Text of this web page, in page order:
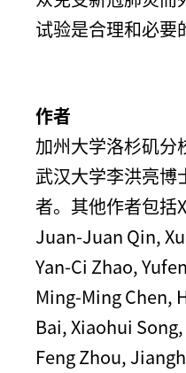
试验是合理和必要
作者
加州大学洛杉矶分
武汉大学李洪亮博
者。其他作者包
Juan-Juan Qin,
Yan-Ci Zhao,
Ming-Ming Chen,
Bai, Xiaohui
Feng Zhou,